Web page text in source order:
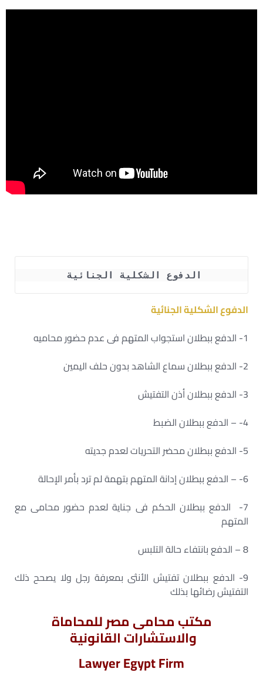
الدفوع الشكلية الجنائية
الدفوع الشكلية الجنائية
1- الدفع ببطلان استجواب المتهم فى عدم حضور محاميه
2- الدفع ببطلان سماع الشاهد بدون حلف اليمين
3- الدفع ببطلان أذن التفتيش
4- – الدفع ببطلان الضبط
5- الدفع ببطلان محضر التحريات لعدم جديته
6- – الدفع ببطلان إدانة المتهم بتهمة لم ترد بأمر الإحالة
7- الدفع ببطلان الحكم فى جناية لعدم حضور محامى مع
المتهم
8 – الدفع بانتفاء حالة التلبس
9- الدفع ببطلان تفتيش الأنثى بمعرفة رجل ولا يصحح ذلك
التفتيش رضائها بذلك
مكتب محامى مصر للمحاماة
والاستشارات القانونية
Lawyer Egypt Firm